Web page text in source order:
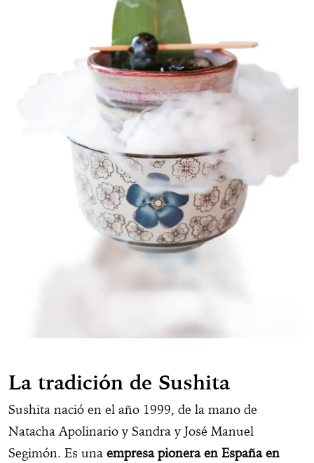
La tradición de Sushita
Sushita nació en el año 1999, de la mano de
Natacha Apolinario y Sandra y José Manuel
Segimón. Es una empresa pionera en España en